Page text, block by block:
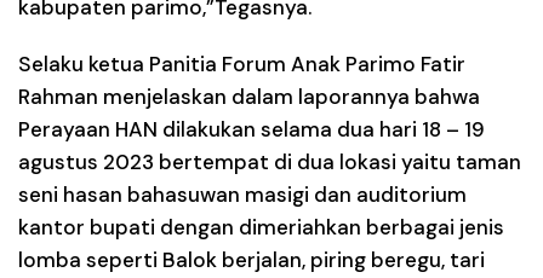
kabupaten parimo,”Tegasnya.
Selaku ketua Panitia Forum Anak Parimo Fatir
Rahman menjelaskan dalam laporannya bahwa
Perayaan HAN dilakukan selama dua hari 18 – 19
agustus 2023 bertempat di dua lokasi yaitu taman
seni hasan bahasuwan masigi dan auditorium
kantor bupati dengan dimeriahkan berbagai jenis
lomba seperti Balok berjalan, piring beregu, tari